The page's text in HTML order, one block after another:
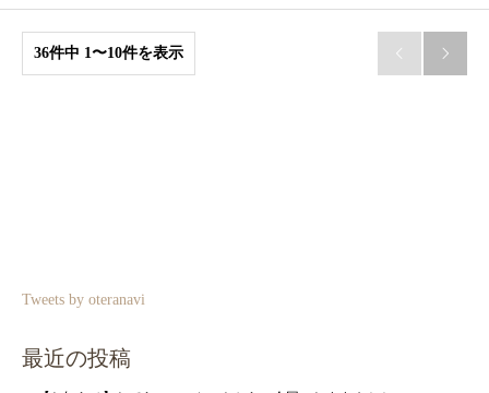
36件中 1〜10件を表示  
Tweets by oteranavi
最近の投稿